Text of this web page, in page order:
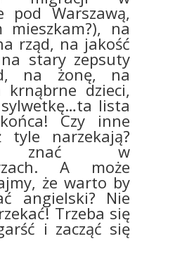
pod Warszawą,
na
rząd, na jakość
stary zepsuty
na żonę, na
krnąbrne dzieci,
lista
Czy inne
tyle narzekają?
znać w
A może
że warto by
angielski? Nie
Trzeba się
i zacząć się